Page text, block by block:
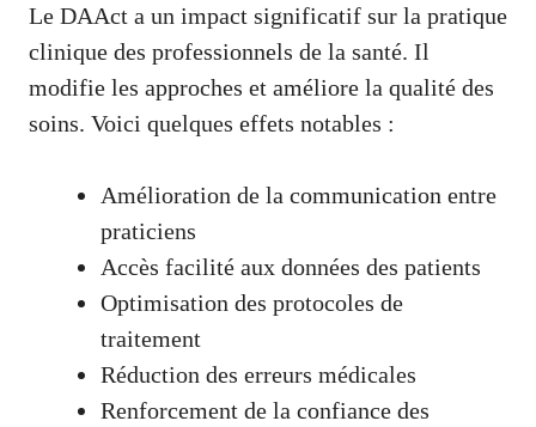
Le DAAct a un impact significatif sur la pratique
clinique des professionnels de la santé. Il
modifie les approches et améliore la qualité des
soins. Voici quelques effets notables :
Amélioration de la communication entre
praticiens
Accès facilité aux données des patients
Optimisation des protocoles de
traitement
Réduction des erreurs médicales
Renforcement de la confiance des